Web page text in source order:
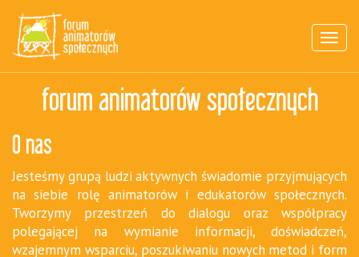
MENU
forum animatorów społecznych
O nas
Jesteśmy grupą ludzi aktywnych świadomie przyjmujących
na siebie rolę animatorów i edukatorów społecznych.
Tworzymy przestrzeń do dialogu oraz współpracy
polegającej na wymianie informacji, doświadczeń,
wzajemnym wsparciu, poszukiwaniu nowych metod i form